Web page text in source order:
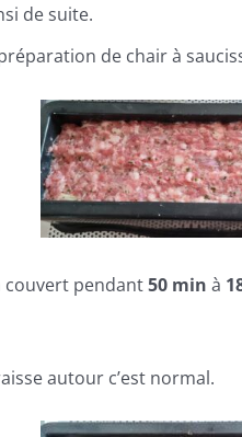
de suite.
de chair à
couvert pendant50 min à
autour c’est normal.